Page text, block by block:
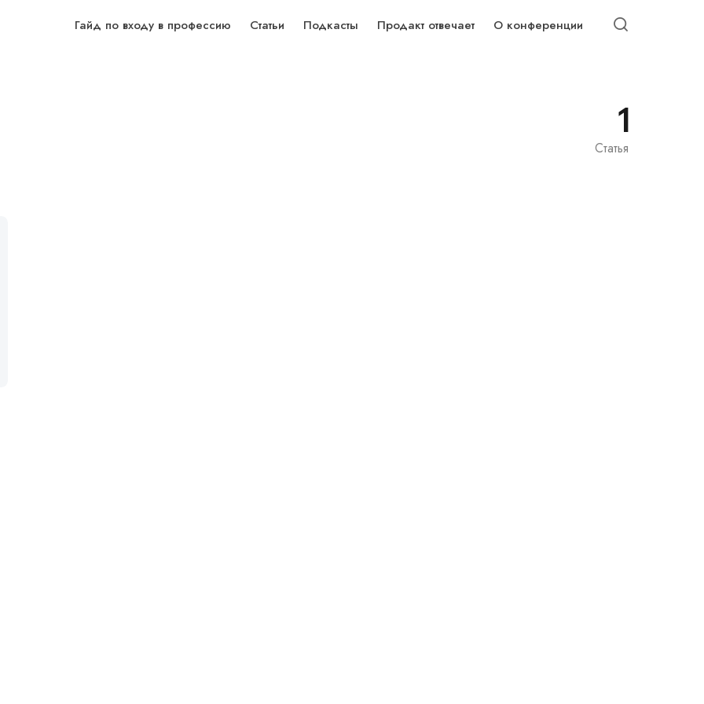
Гайд по входу в профессию Статьи Подкасты Продакт отвечает О конференции
1
Статья